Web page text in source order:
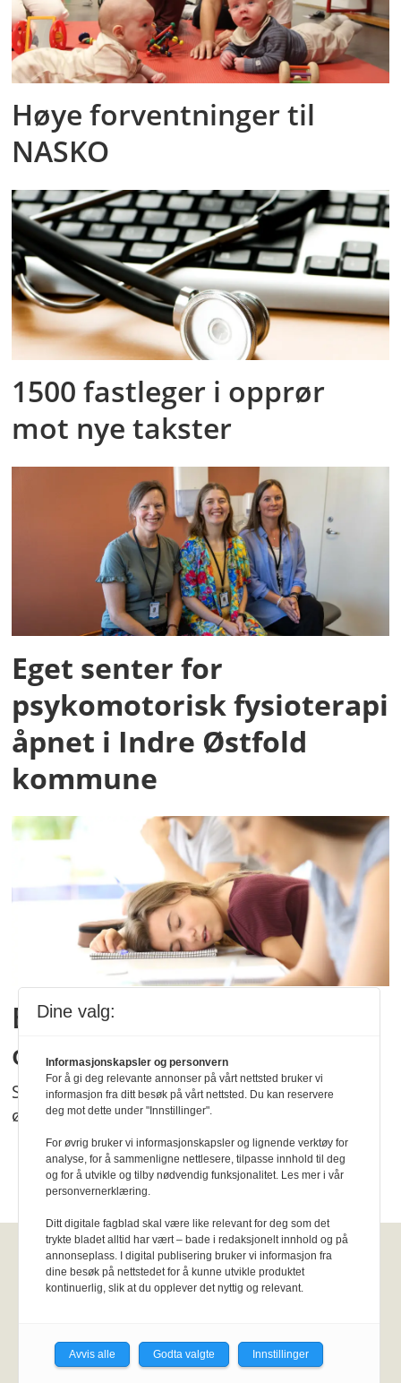
Høye forventninger til
NASKO
1500 fastleger i opprør
mot nye takster
Eget senter for
psykomotorisk fysioterapi
åpnet i Indre Østfold
kommune
En av tre sliter med søvn,
og unge hardest rammet
Søvnvansker er utbredt i Norge, og ser ut til å
øke, ifølge Folkehelserapporten.
Fysioterapeuten
retningslinjer
Epost:fysioterapeuten@fysi
Dine valg:
Informasjonskapsler og personvern
For å gi deg relevante annonser på vårt nettsted bruker vi
informasjon fra ditt besøk på vårt nettsted. Du kan reservere
deg mot dette under "Innstillinger".
For øvrig bruker vi informasjonskapsler og lignende verktøy for
analyse, for å sammenligne nettlesere, tilpasse innhold til deg
og for å utvikle og tilby nødvendig funksjonalitet. Les mer i vår
personvernerklæring.
Ditt digitale fagblad skal være like relevant for deg som det
trykte bladet alltid har vært – bade i redaksjonelt innhold og på
annonseplass. I digital publisering bruker vi informasjon fra
dine besøk på nettstedet for å kunne utvikle produktet
kontinuerlig, slik at du opplever det nyttig og relevant.
Avvis alle Godta valgte Innstillinger